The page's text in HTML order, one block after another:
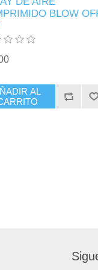
BLOW
AL